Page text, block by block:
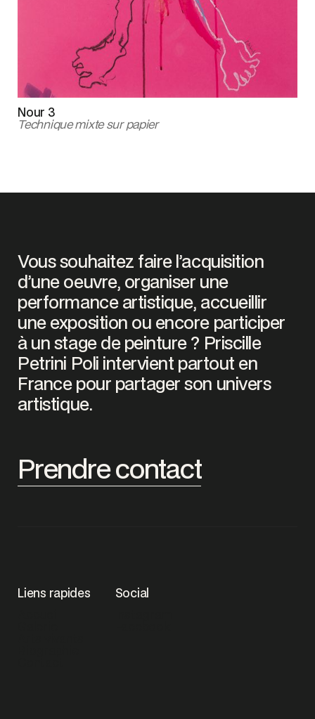
Nour 3
Technique mixte sur papier
Vous souhaitez faire l’acquisition
d’une oeuvre, organiser une
performance artistique, accueillir
une exposition ou encore participer
à un stage de peinture ? Priscille
Petrini Poli intervient partout en
France pour partager son univers
artistique.
Prendre contact
Liens rapides
Social